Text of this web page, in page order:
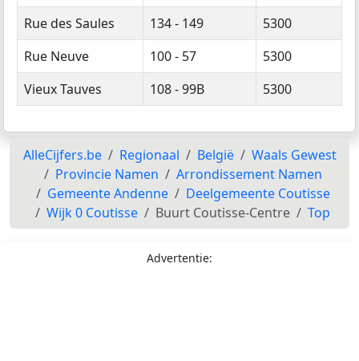
Rue des Saules 134 - 149
5300
Rue Neuve
100 - 57
5300
Vieux Tauves
108 - 99B 5300
AlleCijfers.be Regionaal België
Waals Gewest
Provincie Namen
Arrondissement Namen
Gemeente Andenne
Deelgemeente Coutisse
Wijk 0 Coutisse
Buurt Coutisse-Centre Top
Advertentie: